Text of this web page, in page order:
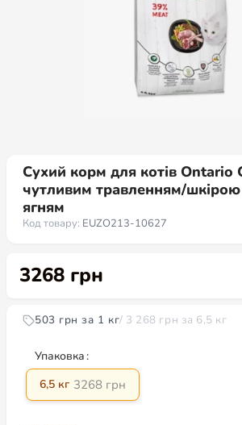
Сухий корм для котів Ontario
чутливим травленням/
ягням
Код товару: EUZO213-10627
3268 грн
503 грн за 1 кг/ 3 268 грн за 6,5 кг
Упаковка
6,5 кг 3268 грн